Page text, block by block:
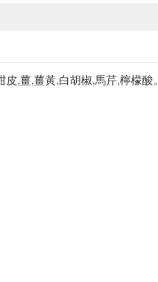
,薑,薑黃,白胡椒,馬芹,檸檬酸。